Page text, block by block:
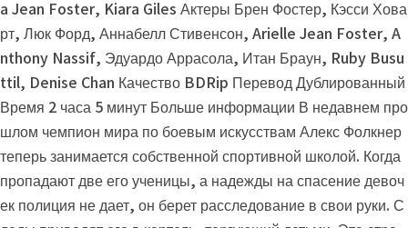
a Jean Foster, Kiara Giles Актеры Брен Фостер, Кэсси Хова
рт, Люк Форд, Аннабелл Стивенсон, Arielle Jean Foster, A
nthony Nassif, Эдуардо Аррасола, Итан Браун, Ruby Busu
ttil, Denise Chan Качество BDRip Перевод Дублированный
Время 2 часа 5 минут Больше информации В недавнем про
шлом чемпион мира по боевым искусствам Алекс Фолкнер
теперь занимается собственной спортивной школой. Когда
пропадают две его ученицы, а надежды на спасение девоч
ек полиция не дает, он берет расследование в свои руки. С